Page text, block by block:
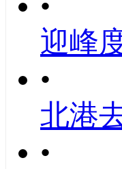
迎峰
•
北港
•